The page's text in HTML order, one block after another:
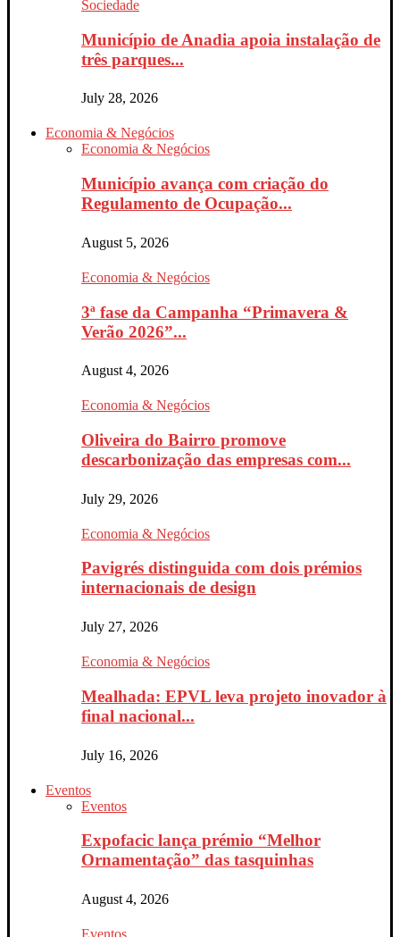
Sociedade
Município de Anadia apoia instalação de
três parques...
July 28, 2026
Economia & Negócios
Economia & Negócios
Município avança com criação do
Regulamento de Ocupação...
August 5, 2026
Economia & Negócios
3ª fase da Campanha “Primavera &
Verão 2026”...
August 4, 2026
Economia & Negócios
Oliveira do Bairro promove
descarbonização das empresas com...
July 29, 2026
Economia & Negócios
Pavigrés distinguida com dois prémios
internacionais de design
July 27, 2026
Economia & Negócios
Mealhada: EPVL leva projeto inovador à
final nacional...
July 16, 2026
Eventos
Eventos
Expofacic lança prémio “Melhor
Ornamentação” das tasquinhas
August 4, 2026
Eventos